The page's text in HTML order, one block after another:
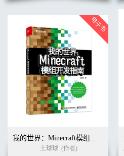
我的世界：Minecraft模组开发指南
土球球 (作者)